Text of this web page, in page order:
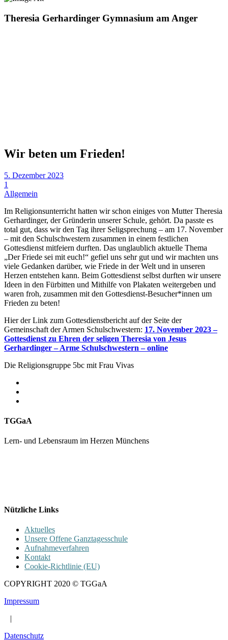
Theresia Gerhardinger Gymnasium am Anger
Wir beten um Frieden!
5. Dezember 2023
1
Allgemein
Im Religionsunterricht hatten wir schon einiges von Mutter Theresia
Gerhardinger, der Gründerin unserer Schule, gehört. Da passte es
total gut, dass wir den Tag ihrer Seligsprechung – am 17. November
– mit den Schulschwestern zusammen in einem festlichen
Gottesdienst mitfeiern durften. Das unglaublich aktuelle Thema
„Der Friede sei mit euch!“ gefiel uns sehr gut und wir machten uns
viele Gedanken darüber, wie Friede in der Welt und in unseren
Herzen entstehen kann. Beim Gottesdienst selbst durften wir unsere
Ideen in den Fürbitten und Mithilfe von Plakaten weitergeben und
waren froh, zusammen mit den Gottesdienst-Besucher*innen um
Frieden zu beten!
Hier der Link zum Gottesdienstbericht auf der Seite der
Gemeinschaft der Armen Schulschwestern: 17. November 2023 –
Gottesdienst zu Ehren der seligen Theresia von Jesus
Gerhardinger – Arme Schulschwestern – online
Die Religionsgruppe 5bc mit Frau Vivas
TGGaA
Lern- und Lebensraum im Herzen Münchens
Nützliche Links
Aktuelles
Unsere Offene Ganztagesschule
Aufnahmeverfahren
Kontakt
Cookie-Richtlinie (EU)
COPYRIGHT 2020 © TGGaA
Impressum
|
Datenschutz